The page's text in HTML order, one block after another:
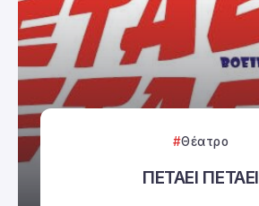
Θέατρο
ΠΕΤΑΕΙ ΠΕΤΑΕΙ